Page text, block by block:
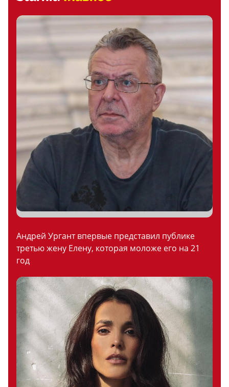
Андрей Ургант впервые представил публике
третью жену Елену, которая моложе его на 21
год